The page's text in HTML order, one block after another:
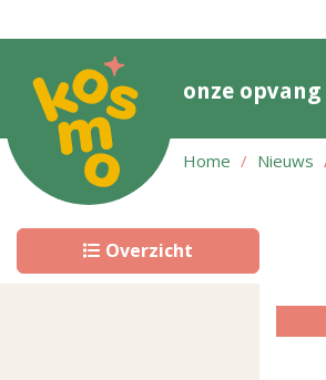
onze opvang
Home Nieuws
Overzicht